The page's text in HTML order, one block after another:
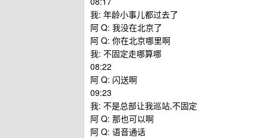
我: 年龄小事儿都过去了
阿 Q: 我没在北京了
阿 Q: 你在北京哪里啊
我: 不固定走哪算哪
08:22
阿 Q: 闪送啊
09:23
我: 不是总部让我巡站,不固定
阿 Q: 那也可以啊
阿 Q: 语音通话